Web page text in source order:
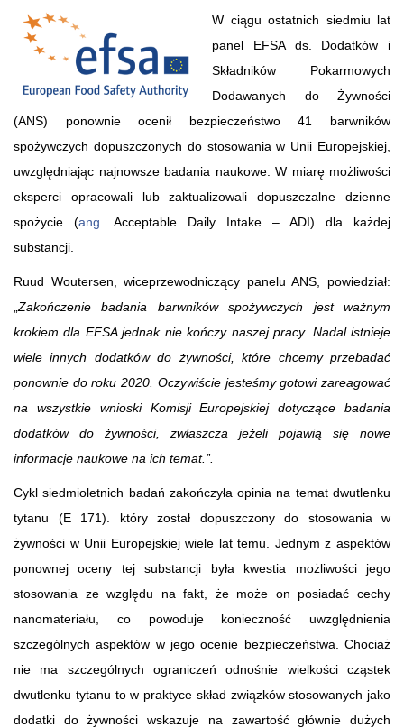
W ciągu ostatnich siedmiu lat
panel EFSA ds. Dodatków i
Składników Pokarmowych
Dodawanych do Żywności
(ANS) ponownie ocenił bezpieczeństwo 41 barwników
spożywczych dopuszczonych do stosowania w Unii Europejskiej,
uwzględniając najnowsze badania naukowe. W miarę możliwości
eksperci opracowali lub zaktualizowali dopuszczalne dzienne
spożycie (ang.
Acceptable Daily Intake – ADI) dla każdej
substancji.
Ruud Woutersen, wiceprzewodniczący panelu ANS, powiedział:
Zakończenie badania barwników spożywczych jest ważnym
krokiem dla EFSA jednak nie kończy naszej pracy. Nadal istnieje
wiele innych dodatków do żywności, które chcemy przebadać
ponownie do roku 2020. Oczywiście jesteśmy gotowi zareagować
na wszystkie wnioski Komisji Europejskiej dotyczące badania
dodatków do żywności, zwłaszcza jeżeli pojawią się nowe
informacje naukowe na ich temat.”.
Cykl siedmioletnich badań zakończyła opinia na temat dwutlenku
tytanu (E 171). który został dopuszczony do stosowania w
żywności w Unii Europejskiej wiele lat temu. Jednym z aspektów
ponownej oceny tej substancji była kwestia możliwości jego
stosowania ze względu na fakt, że może on posiadać cechy
nanomateriału, co powoduje konieczność uwzględnienia
szczególnych aspektów w jego ocenie bezpieczeństwa. Chociaż
nie ma szczególnych ograniczeń odnośnie wielkości cząstek
dwutlenku tytanu to w praktyce skład związków stosowanych jako
dodatki do żywności wskazuje na zawartość głównie dużych